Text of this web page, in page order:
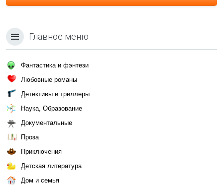
Главное меню
Фантастика и фэнтези
Любовные романы
Детективы и триллеры
Наука, Образование
Документальные
Проза
Приключения
Детская литература
Дом и семья